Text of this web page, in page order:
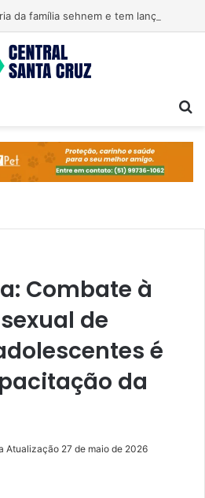
Combate à
de
é
da
Atualização 27 de maio de 2026